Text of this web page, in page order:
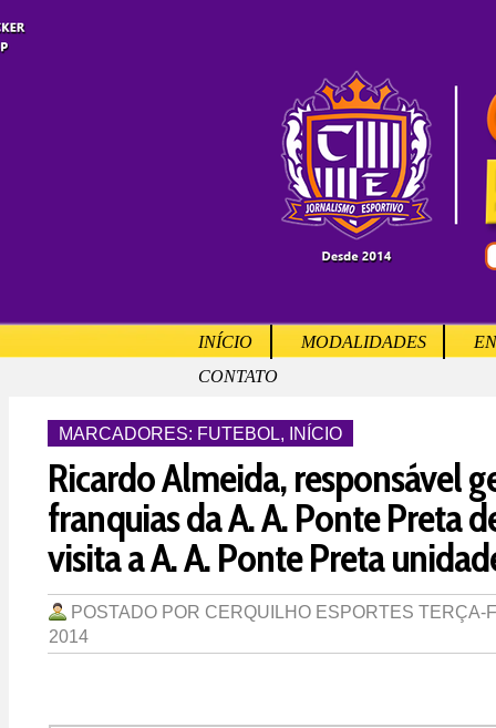
INÍCIO MODALIDADES
CONTATO
MARCADORES: FUTEBOL, INÍCIO
Ricardo Almeida, responsável
franquias da A. A. Ponte Preta
visita a A. A. Ponte Preta
POSTADO POR CERQUILHO ESPORTES TERÇA-
2014